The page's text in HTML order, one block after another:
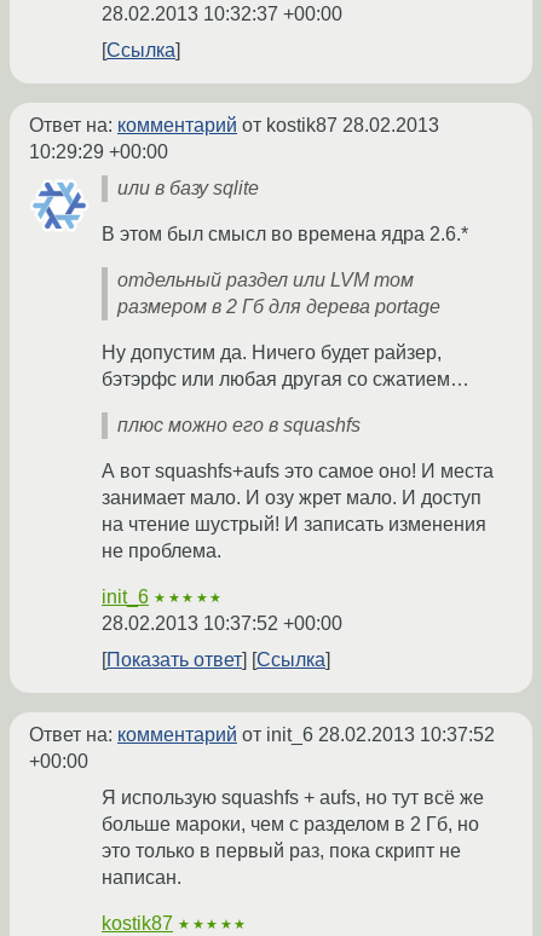
28.02.2013 10:32:37 +00:00
Ссылка
Ответ на: комментарий от kostik87 28.02.2013
10:29:29 +00:00
или в базу sqlite
В этом был смысл во времена ядра 2.6.*
отдельный раздел или LVM том
размером в 2 Гб для дерева portage
Ну допустим да. Ничего будет райзер,
бэтэрфс или любая другая со сжатием…
плюс можно его в squashfs
А вот squashfs+aufs это самое оно! И места
занимает мало. И озу жрет мало. И доступ
на чтение шустрый! И записать изменения
не проблема.
init_6 ★★★★★
28.02.2013 10:37:52 +00:00
Показать ответ
Ссылка
Ответ на: комментарий от init_6 28.02.2013 10:37:52
+00:00
Я использую squashfs + aufs, но тут всё же
больше мароки, чем с разделом в 2 Гб, но
это только в первый раз, пока скрипт не
написан.
kostik87 ★★★★★